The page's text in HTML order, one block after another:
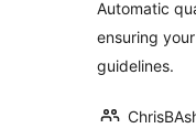
Automatic
ensuring
guidelines.